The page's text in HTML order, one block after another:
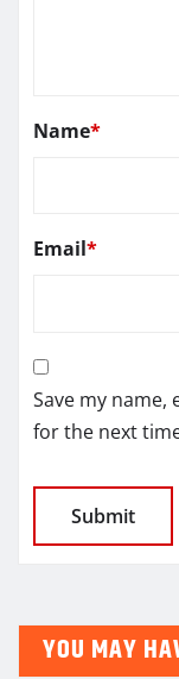
Name*
Email*
Save my
for the next
YOU MAY